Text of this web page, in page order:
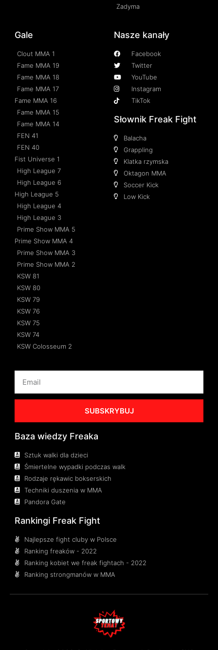
Zadyma
Gale
Clout MMA 1
Fame MMA 19
Fame MMA 18
Fame MMA 17
Fame MMA 16
Fame MMA 15
Fame MMA 14
FEN 41
FEN 40
Fist Universe 1
High League 7
High League 6
High League 5
High League 4
High League 3
Prime Show MMA 5
Prime Show MMA 4
Prime Show MMA 3
Prime Show MMA 2
KSW 81
KSW 80
KSW 79
KSW 76
KSW 75
KSW 74
KSW Colosseum 2
Nasze kanały
Facebook
Twitter
YouTube
Instagram
TikTok
Słownik Freak Fight
Balacha
Grappling
Klatka rzymska
Oktagon MMA
Soccer Kick
Low Kick
SUBSKRYBUJ
Baza wiedzy Freaka
Sztuk walki dla dzieci
Śmiertelne wypadki podczas walk
Rodzaje rękawic bokserskich
Techniki duszenia w MMA
Pandora Gate
Rankingi Freak Fight
Najlepsze fight cluby w Polsce
Ranking freaków - 2022
Ranking kobiet we freak fightach - 2022
Ranking strongmanów w MMA